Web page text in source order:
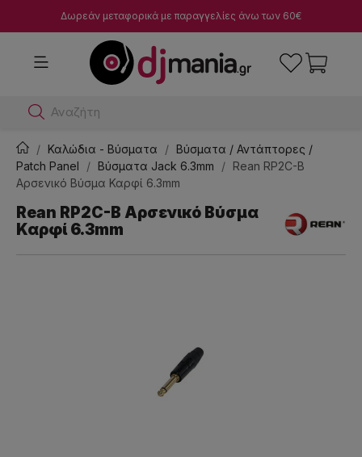
Δωρεάν μεταφορικά με παραγγελίες άνω των 60€
Αναζήτησε dj μ
Καλώδια - Βύσματα
Βύσματα / Αντάπτορες /
Patch Panel
Βύσματα Jack 6.3mm
Rean RP2C-B
Αρσενικό Βύσμα Καρφί 6.3mm
Rean RP2C-B Αρσενικό Βύσμα
Καρφί 6.3mm